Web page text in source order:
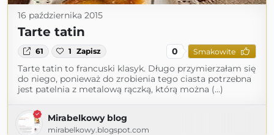
16 października 2015
Tarte tatin
61 1 Zapisz 0 Smakowite
Tarte tatin to francuski klasyk. Długo przymierzałam się
do niego, ponieważ do zrobienia tego ciasta potrzebna
jest patelnia z metalową rączką, którą można (...)
Mirabelkowy blog
mirabelkowy.blogspot.com